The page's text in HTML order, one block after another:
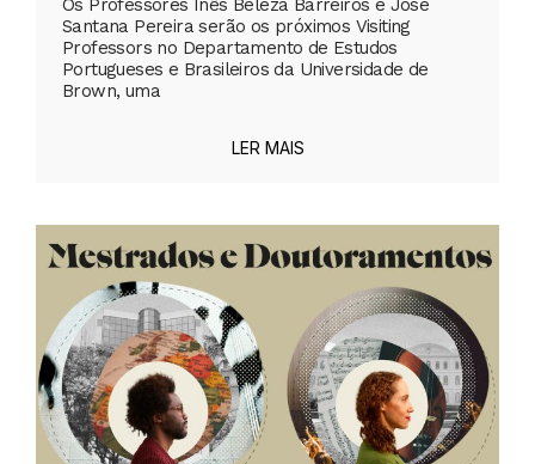
Os Professores Inês Beleza Barreiros e José
Santana Pereira serão os próximos Visiting
Professors no Departamento de Estudos
Portugueses e Brasileiros da Universidade de
Brown, uma
LER MAIS